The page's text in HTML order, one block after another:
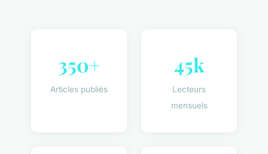
350+
Articles publiés
45k
Lecteurs
mensuels